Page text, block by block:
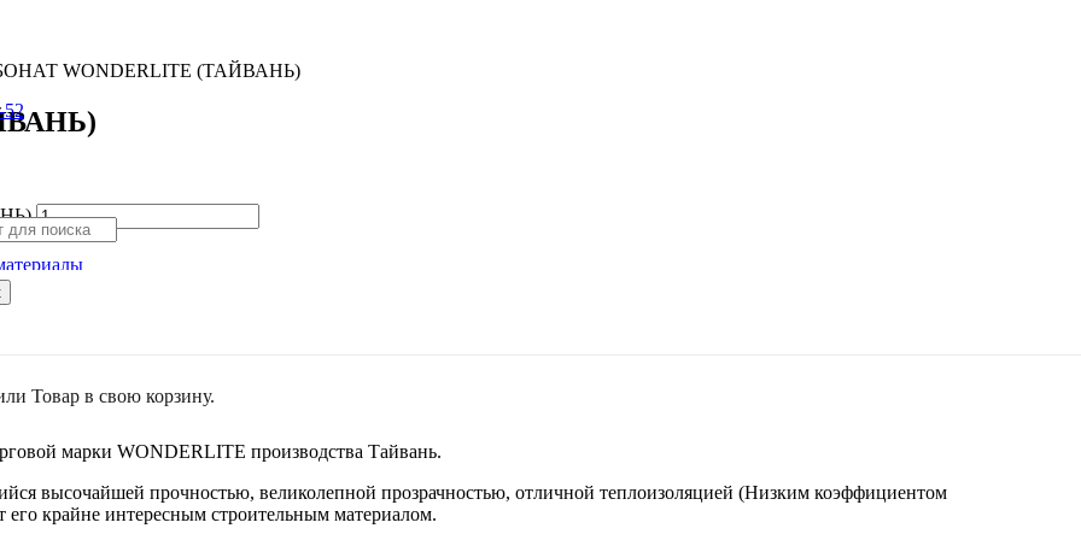
52
Товар в свою корзину.
WONDERLITE (ТАЙВАНЬ)
марки WONDERLITE производства Тайвань.
высочайшей прочностью, великолепной прозрачностью, отличной теплоизоляцией (Низким коэффициентом
его крайне интересным строительным материалом.